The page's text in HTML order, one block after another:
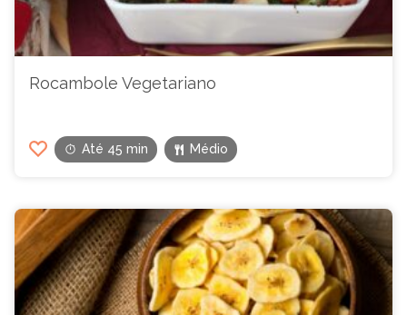
Rocambole Vegetariano
Até 45 min Médio